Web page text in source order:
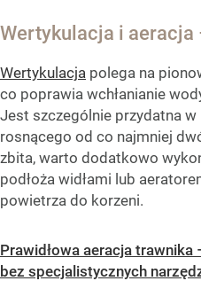
Wertykulacja i
Wertykulacja polega na
co poprawia wchłanianie
Jest szczególnie przydatna
rosnącego od co najmniej
zbita, warto dodatkowo
podłoża widłami lub
powietrza do korzeni.
Prawidłowa aeracja
bez specjalistycznych